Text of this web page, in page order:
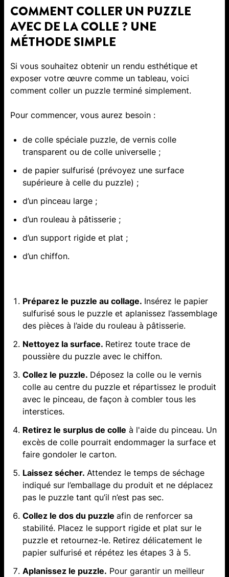
COMMENT COLLER UN PUZZLE
AVEC DE LA COLLE ? UNE
MÉTHODE SIMPLE
Si vous souhaitez obtenir un rendu esthétique et
exposer votre œuvre comme un tableau, voici
comment coller un puzzle terminé simplement.
Pour commencer, vous aurez besoin :
de colle spéciale puzzle, de vernis colle
transparent ou de colle universelle ;
de papier sulfurisé (prévoyez une surface
supérieure à celle du puzzle) ;
d’un pinceau large ;
d’un rouleau à pâtisserie ;
d’un support rigide et plat ;
d’un chiffon.
Préparez le puzzle au collage. Insérez le papier
sulfurisé sous le puzzle et aplanissez l’assemblage
des pièces à l’aide du rouleau à pâtisserie.
Nettoyez la surface. Retirez toute trace de
poussière du puzzle avec le chiffon.
Collez le puzzle. Déposez la colle ou le vernis
colle au centre du puzzle et répartissez le produit
avec le pinceau, de façon à combler tous les
interstices.
Retirez le surplus de colle à l'aide du pinceau. Un
excès de colle pourrait endommager la surface et
faire gondoler le carton.
Laissez sécher. Attendez le temps de séchage
indiqué sur l’emballage du produit et ne déplacez
pas le puzzle tant qu’il n’est pas sec.
Collez le dos du puzzle afin de renforcer sa
stabilité. Placez le support rigide et plat sur le
puzzle et retournez-le. Retirez délicatement le
papier sulfurisé et répétez les étapes 3 à 5.
Aplanissez le puzzle. Pour garantir un meilleur